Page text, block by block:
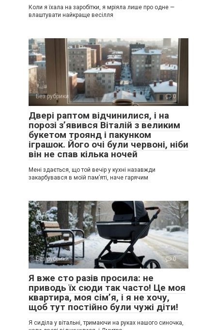
Коли я їхала на заробітки, я мріяла лише про одне —
влаштувати найкраще весілля
Без рубрики 0
Двері раптом відчинилися, і на
порозі з’явився Віталій з великим
букетом троянд і пакунком
іграшок. Його очі були червоні, ніби
він не спав кілька ночей
Мені здається, що той вечір у кухні назавжди
закарбувався в моїй пам’яті, наче гарячим
Без рубрики 0
Я вже сто разів просила: не
приводь їх сюди так часто! Це моя
квартира, моя сім’я, і я не хочу,
щоб тут постійно були чужі діти!
Я сиділа у вітальні, тримаючи на руках нашого синочка,